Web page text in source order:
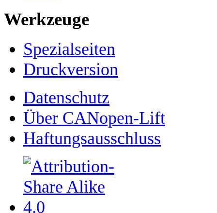
Werkzeuge
Spezialseiten
Druckversion
Datenschutz
Über CANopen-Lift
Haftungsausschluss